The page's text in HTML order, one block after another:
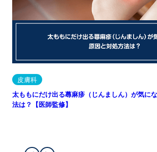
皮膚科
太ももにだけ出る蕁麻疹（じんましん）が気に
法は？【医師監修】